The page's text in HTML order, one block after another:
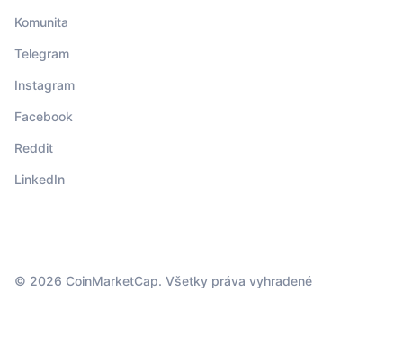
Komunita
Telegram
Instagram
Facebook
Reddit
LinkedIn
© 2026 CoinMarketCap. Všetky práva vyhradené